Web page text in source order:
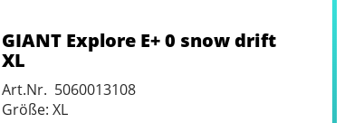
GIANT Explore E+ 0 snow drift
XL
Art.Nr. 5060013108
Größe: XL